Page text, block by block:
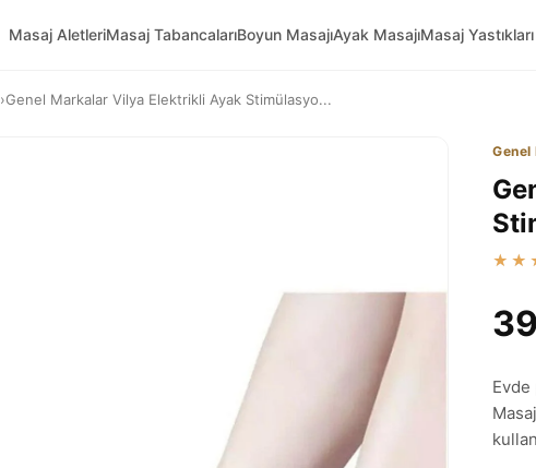
Masaj AletleriMasaj TabancalarıBoyun MasajıAyak MasajıMasaj Yastıkları
›Genel Markalar Vilya Elektrikli Ayak Stimülasyo...